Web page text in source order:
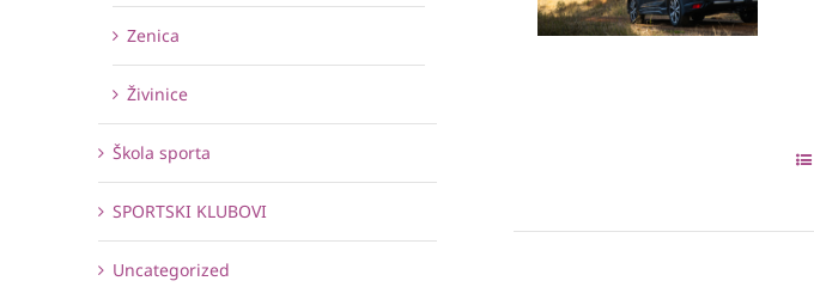
Zenica
Živinice
Škola sporta
SPORTSKI KLUBOVI
Uncategorized